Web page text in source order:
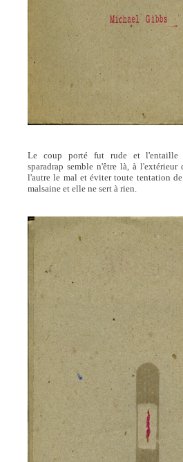
Le coup porté fut rude et l'entaille
sparadrap semble n'être là, à l'extérieur
l'autre le mal et éviter toute tentation
malsaine et elle ne sert à rien.